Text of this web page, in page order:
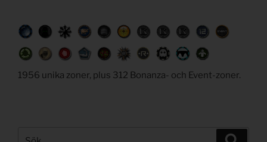
1956 unika zoner, plus 312 Bonanza- och Event-zoner.